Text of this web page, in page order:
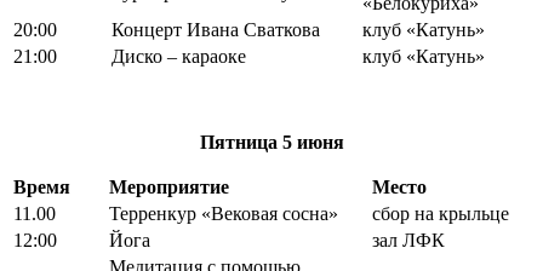
20:00
Концерт Ивана Сваткова
клуб «Катунь»
21:00
Диско – караоке клуб «Катунь»
Пятница 5 июня
Время Мероприятие
Место
11.00
Терренкур «Вековая сосна»
сбор на крыльце
12:00
Йога
зал ЛФК
Медитация с помощью